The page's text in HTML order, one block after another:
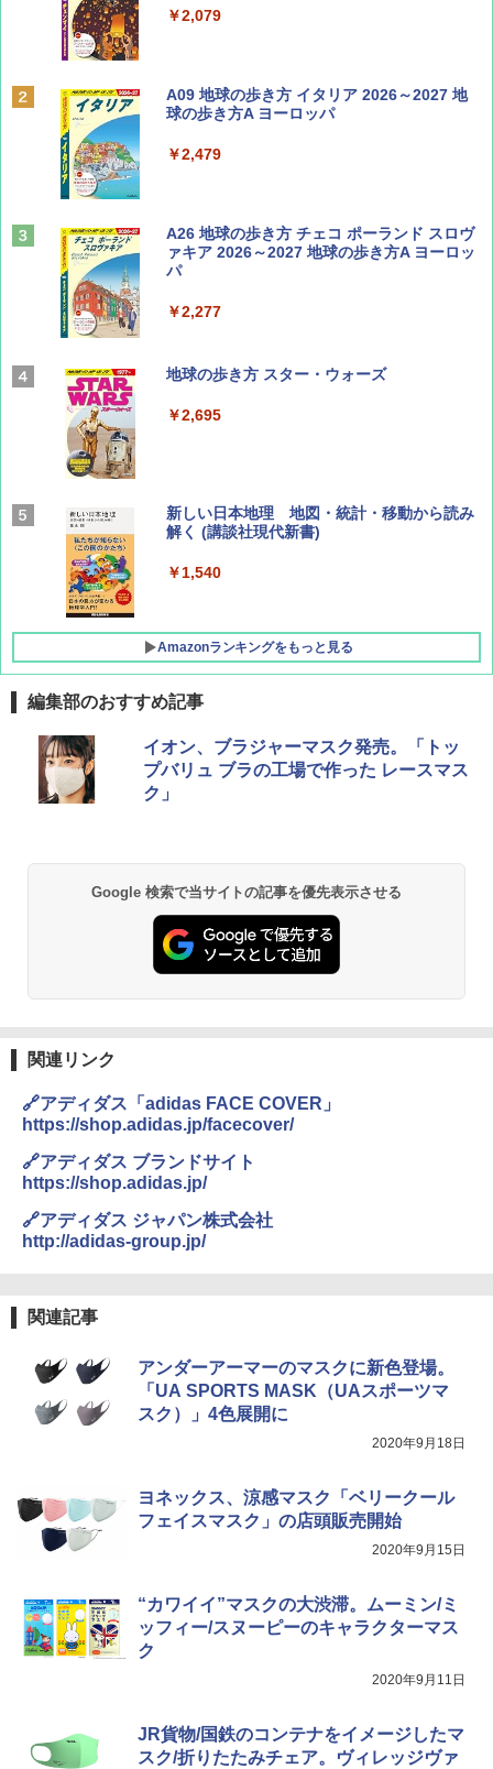
￥713
Coyote No.89 特集 星野道夫 夢見る旅
山と溪谷 2026年8月号「南アルプス大全」
￥1,540
AIRLINE（エアライン）2026年9月号【特
BE-PAL(ビ-パル) 2026年 9 月号【特別付録:
SOTO ミニマル"旅"財布 ランダム2種】
￥1,500
￥2,079
A09 地球の歩き方 イタリア 2026～2027 地
球の歩き方A ヨーロッパ
￥2,479
A26 地球の歩き方 チェコ ポーランド スロヴ
ァキア 2026～2027 地球の歩き方A ヨーロッ
パ
￥2,277
地球の歩き方 スター・ウォーズ
￥2,695
新しい日本地理 地図・統計・移動から読み
解く (講談社現代新書)
￥1,540
Amazonランキングをもっと見る
[キャンパーズコレクション 山善] ポップアッ
プテント 傘みたいに広げて畳める パッとサ
ッとサンシェード キューブ フルクローズ メ
ッシュ 簡単設置 ワンタッチテント キャンプ
PYKES PEAK (パイクスピーク) 着替えテン
ト プライバシー テント 【中が透けない】 1
人用 折りたたみ 防災グッズ 災害用トイレ ビ
ーチ ピクニック ポップアップテント 携帯 簡
ENDLESS BASE 《めざましテレビで紹介》
テント ワンタッチ RENEW 幅200 2-3人用 43
500002(88859)
￥5,499
[キャンパーズコレクション 山善] 傘みたいに
広げるだけ パッとサッとテント ブラックコ
Coleman(コールマン) ツーリングドーム/LD
X 2人用 3人用 キャンプ アウトドア フェス
収納 コンパクト 簡単設営 カンガルーテント
￥20,718
BUNDOK(バンドック)ソロ ドーム 1 EX BDK
-08EX カーキ ソロキャンプ ポリエステル フ
レーム テント
026リニューアル 急速冷凍 空間倍増 衛生的
コンパクト 保冷力長持ち
￥2,980
付き ヒグマ・イノシシ対策 自治体・教育機
関の購入実績 登山・キャンプ・アウトドア・
防災用品 長期保存可能 緊急時用 日本国内発
送
￥3,680
DEWEL パラソル 大型 ビーチ アウトドアパ
ポインターライト 強力 小型 緑色/赤色/青紫色
USB充電式 高精度 超長距離照射 長時間使用
可能 安全ロック付き 高安全性 金属製耐久 コ
ア/オフィス/教育現場/展示会用 緑
￥1,180
編集部のおすすめ記事
イオン、ブラジャーマスク発売。「トッ
プバリュ ブラの工場で作った レースマス
ク」
Google 検索で当サイトの記事を優先表示させる
関連リンク
🔗アディダス「adidas FACE COVER」
https://shop.adidas.jp/facecover/
🔗アディダス ブランドサイト
https://shop.adidas.jp/
🔗アディダス ジャパン株式会社
http://adidas-group.jp/
関連記事
アンダーアーマーのマスクに新色登場。
「UA SPORTS MASK（UAスポーツマ
スク）」4色展開に
2020年9月18日
ヨネックス、涼感マスク「ベリークール
フェイスマスク」の店頭販売開始
2020年9月15日
“カワイイ”マスクの大渋滞。ムーミン/ミ
ッフィー/スヌーピーのキャラクターマス
ク
2020年9月11日
JR貨物/国鉄のコンテナをイメージしたマ
スク/折りたたみチェア。ヴィレッジヴァ